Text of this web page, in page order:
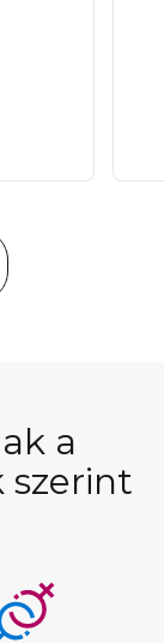
a
szerint